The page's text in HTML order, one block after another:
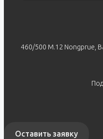
460/500 M.12 Nongprue,
Оставить заявку